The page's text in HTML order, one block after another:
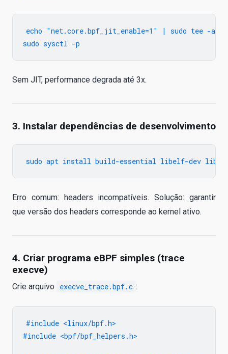
echo "net.core.bpf_jit_enable=1" | sudo tee -a /
Sem JIT, performance degrada até 3x.
3. Instalar dependências de desenvolvimento
Erro comum: headers incompatíveis. Solução: garantir
que versão dos headers corresponde ao kernel ativo.
4. Criar programa eBPF simples (trace
execve)
Crie arquivo execve_trace.bpf.c :
#include <linux/bpf.h>
#include <bpf/bpf_helpers.h>